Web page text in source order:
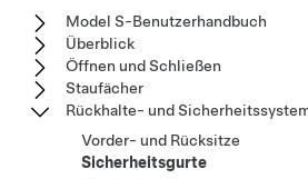
Model S-Benutzerhandbuch
Überblick
Öffnen und Schließen
Staufächer
Rückhalte- und
Vorder- und Rücksitze
Sicherheitsgurte